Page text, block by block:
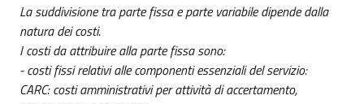
La suddivisione tra parte fissa e parte variabile dipende dalla
natura dei costi.
I costi da attribuire alla parte fissa sono:
- costi fissi relativi alle componenti essenziali del servizio:
CARC: costi amministrativi per attività di accertamento,